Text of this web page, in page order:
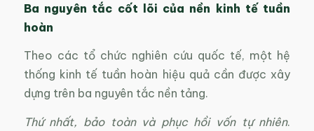
Ba nguyên tắc cốt lõi của nền kinh tế tuần
hoàn
Theo các tổ chức nghiên cứu quốc tế, một hệ
thống kinh tế tuần hoàn hiệu quả cần được xây
dựng trên ba nguyên tắc nền tảng.
Thứ nhất, bảo toàn và phục hồi vốn tự nhiên.